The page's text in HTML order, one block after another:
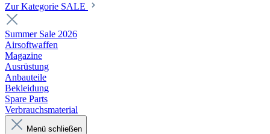
Zur Kategorie SALE
Summer Sale 2026
Airsoftwaffen
Magazine
Ausrüstung
Anbauteile
Bekleidung
Spare Parts
Verbrauchsmaterial
Menü schließen